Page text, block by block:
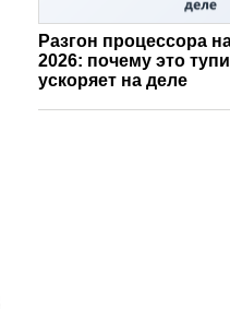
Разгон процессора
2026: почему это
ускоряет на деле